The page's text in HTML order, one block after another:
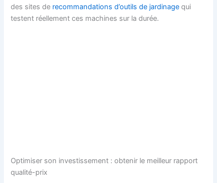
des sites de recommandations d’outils de jardinage qui
testent réellement ces machines sur la durée.
Optimiser son investissement : obtenir le meilleur rapport
qualité-prix